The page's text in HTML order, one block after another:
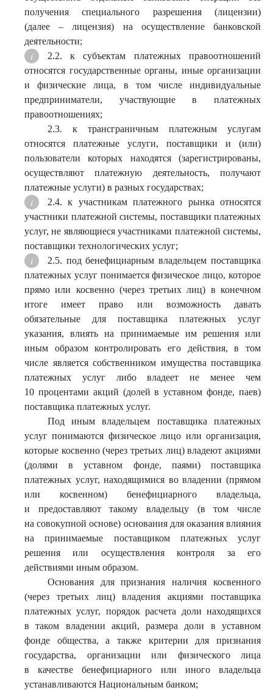
получения специального разрешения (лицензии)
(далее – лицензия) на осуществление банковской
деятельности;
2.2. к субъектам платежных правоотношений
относятся государственные органы, иные организации
и физические лица, в том числе индивидуальные
предприниматели, участвующие в платежных
правоотношениях;
2.3. к трансграничным платежным услугам
относятся платежные услуги, поставщики и (или)
пользователи которых находятся (зарегистрированы,
осуществляют платежную деятельность, получают
платежные услуги) в разных государствах;
2.4. к участникам платежного рынка относятся
участники платежной системы, поставщики платежных
услуг, не являющиеся участниками платежной системы,
поставщики технологических услуг;
2.5. под бенефициарным владельцем поставщика
платежных услуг понимается физическое лицо, которое
прямо или косвенно (через третьих лиц) в конечном
итоге имеет право или возможность давать
обязательные для поставщика платежных услуг
указания, влиять на принимаемые им решения или
иным образом контролировать его действия, в том
числе является собственником имущества поставщика
платежных услуг либо владеет не менее чем
10 процентами акций (долей в уставном фонде, паев)
поставщика платежных услуг.
Под иным владельцем поставщика платежных
услуг понимаются физическое лицо или организация,
которые косвенно (через третьих лиц) владеют акциями
(долями в уставном фонде, паями) поставщика
платежных услуг, находящимися во владении (прямом
или косвенном) бенефициарного владельца,
и предоставляют такому владельцу (в том числе
на совокупной основе) основания для оказания влияния
на принимаемые поставщиком платежных услуг
решения или осуществления контроля за его
действиями иным образом.
Основания для признания наличия косвенного
(через третьих лиц) владения акциями поставщика
платежных услуг, порядок расчета доли находящихся
в таком владении акций, размера доли в уставном
фонде общества, а также критерии для признания
государства, организации или физического лица
в качестве бенефициарного или иного владельца
устанавливаются Национальным банком;